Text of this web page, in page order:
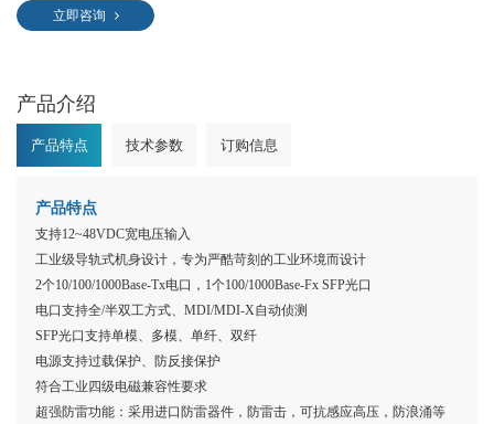
立即咨询
产品介绍
产品特点 技术参数 订购信息
产品特点
支持12~48VDC宽电压输入
工业级导轨式机身设计，专为严酷苛刻的工业环境而设计
2个10/100/1000Base-Tx电口，1个100/1000Base-Fx SFP光口
电口支持全/半双工方式、MDI/MDI-X自动侦测
SFP光口支持单模、多模、单纤、双纤
电源支持过载保护、防反接保护
符合工业四级电磁兼容性要求
超强防雷功能：采用进口防雷器件，防雷击，可抗感应高压，防浪涌等